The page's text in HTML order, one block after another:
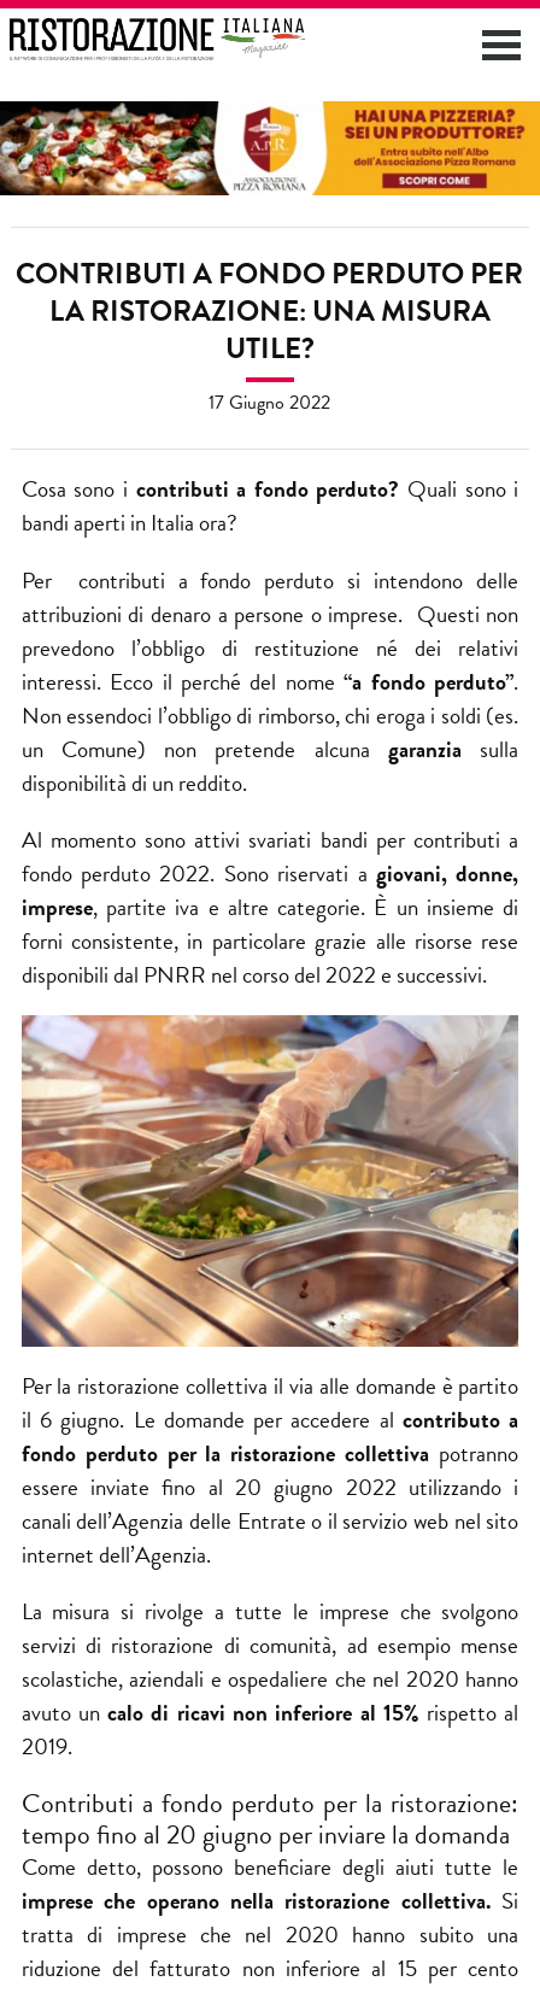
CONTRIBUTI A FONDO PERDUTO PER
LA RISTORAZIONE: UNA MISURA
UTILE?
17 Giugno 2022
Cosa sono i contributi a fondo perduto? Quali sono i
bandi aperti in Italia ora?
Per contributi a fondo perduto si intendono delle
attribuzioni di denaro a persone o imprese. Questi non
prevedono l’obbligo di restituzione né dei relativi
interessi. Ecco il perché del nome“a fondo perduto”.
Non essendoci l’obbligo di rimborso, chi eroga i soldi (es.
un Comune) non pretende alcunagaranzia sulla
disponibilità di un reddito.
Al momento sono attivi svariati bandi per contributi a
fondo perduto 2022. Sono riservati agiovani, donne,
imprese, partite iva e altre categorie. È un insieme di
forni consistente, in particolare grazie alle risorse rese
disponibili dal PNRR nel corso del 2022 e successivi.
Per la ristorazione collettiva il via alle domande è partito
il 6 giugno. Le domande per accedere alcontributo a
fondo perduto per la ristorazione collettiva potranno
essere inviate fino al 20 giugno 2022 utilizzando i
canali dell’Agenzia delle Entrate o il servizio web nel sito
internet dell’Agenzia.
La misura si rivolge a tutte le imprese che svolgono
servizi di ristorazione di comunità, ad esempio mense
scolastiche, aziendali e ospedaliere che nel 2020 hanno
avuto uncalo di ricavi non inferiore al 15% rispetto al
2019.
Contributi a fondo perduto per la ristorazione:
tempo fino al 20 giugno per inviare la domanda
Come detto, possono beneficiare degli aiuti tutte le
imprese che operano nella ristorazione collettiva.Si
tratta di imprese che nel 2020 hanno subito una
riduzione del fatturato non inferiore al 15 per cento